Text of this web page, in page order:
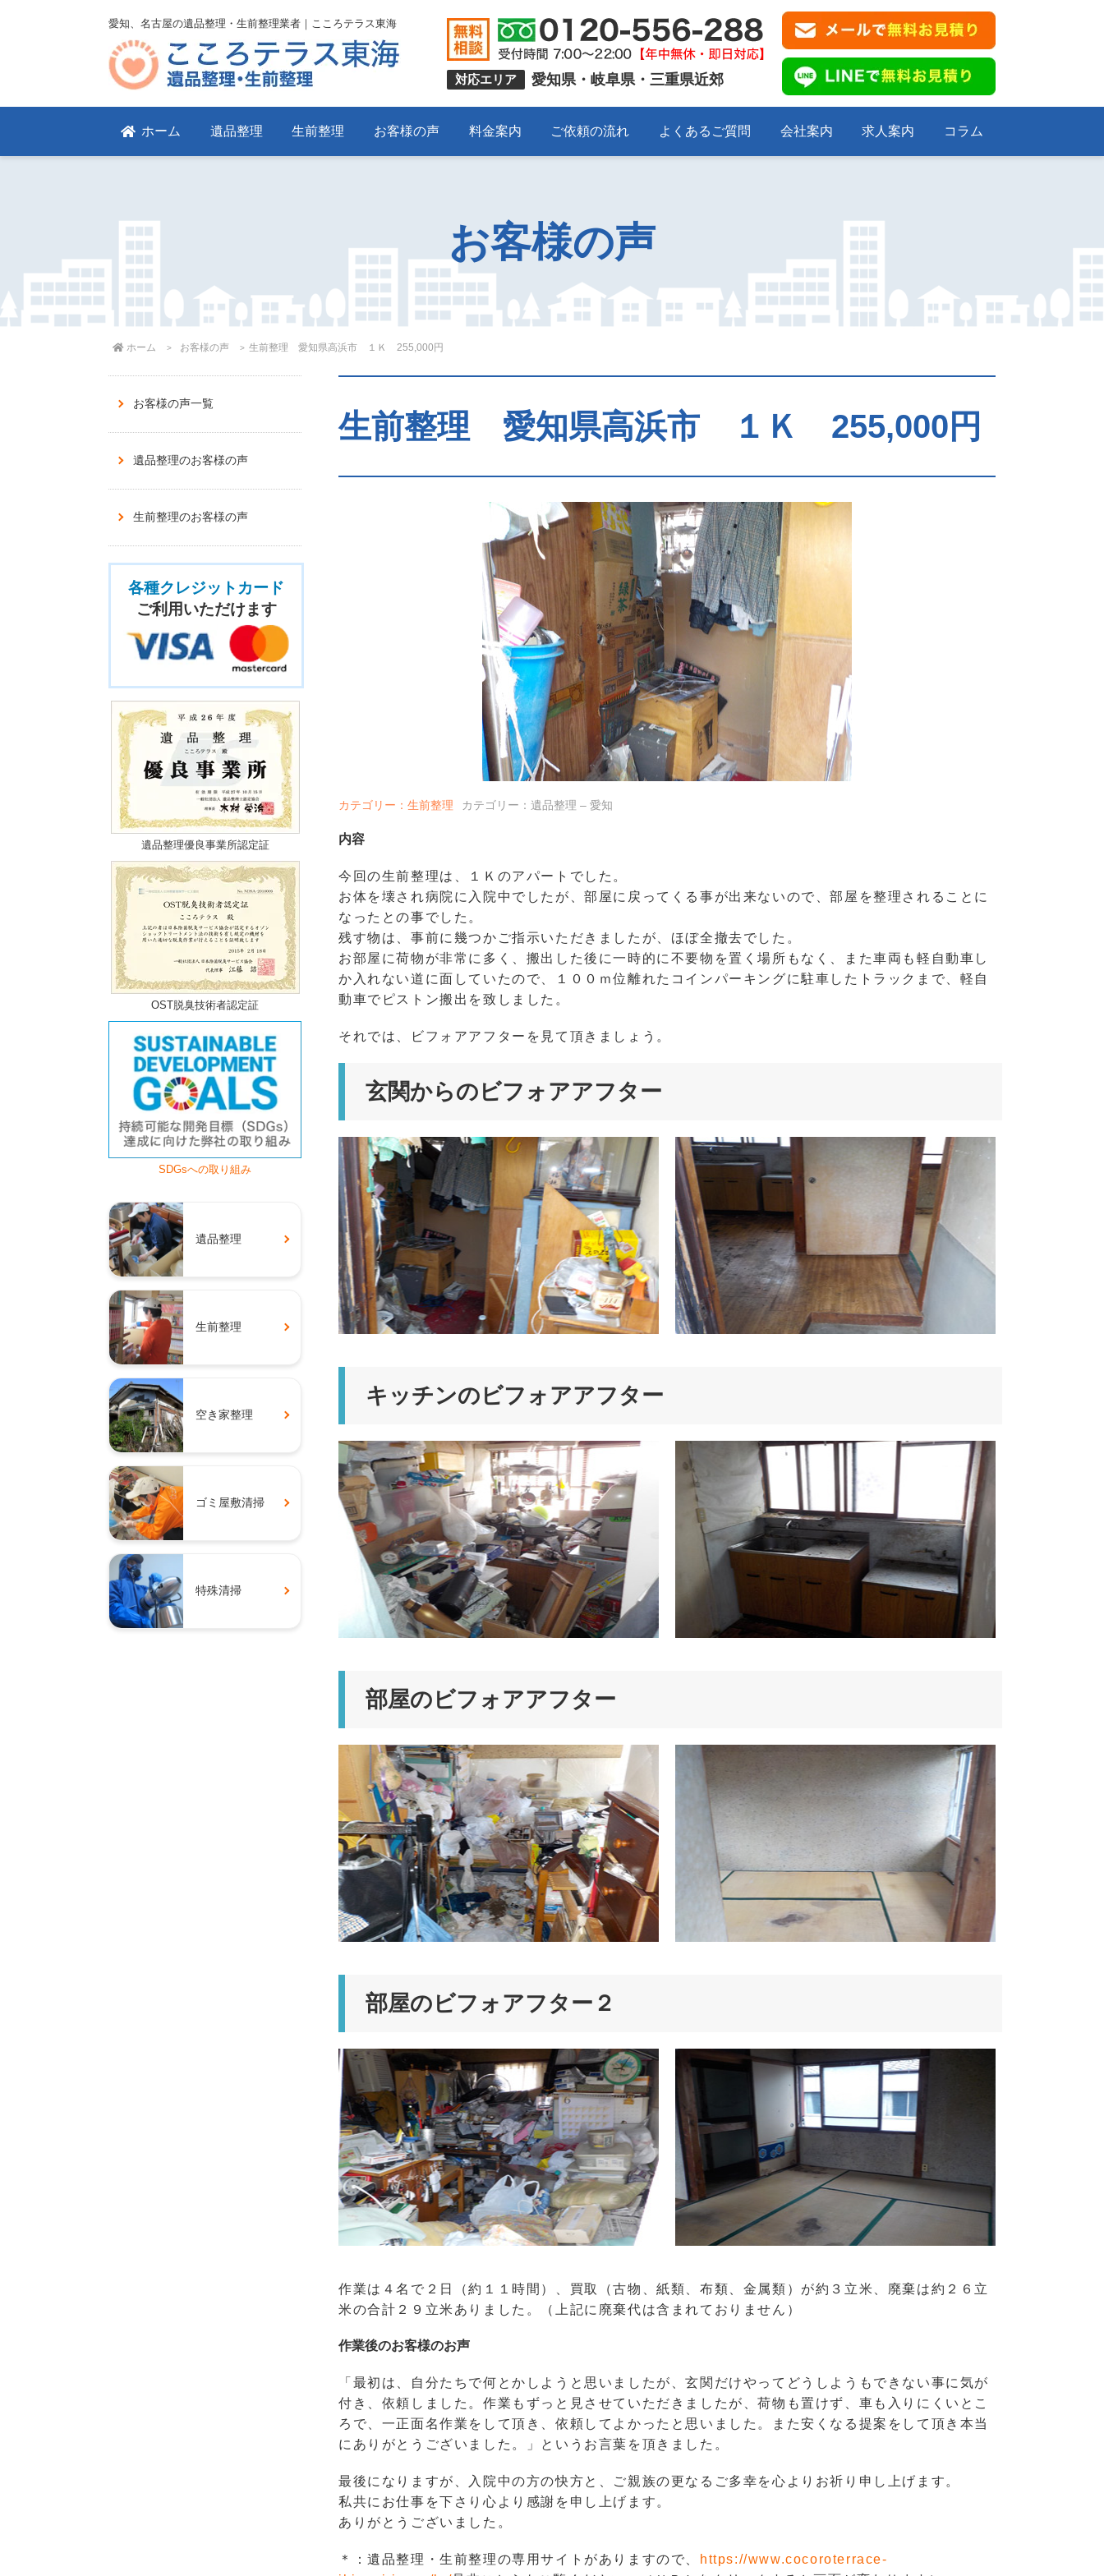
愛知、名古屋の遺品整理・生前整理業者｜こころテラス東海
対応エリア 愛知県・岐阜県・三重県近郊
ホーム 遺品整理 生前整理 お客様の声 料金案内 ご依頼の流れ よくあるご質問 会社案内 求人案内 コラム
お客様の声
ホーム お客様の声 生前整理 愛知県高浜市 １Ｋ 255,000円
生前整理 愛知県高浜市 １Ｋ 255,000円
カテゴリー：生前整理 カテゴリー：遺品整理 – 愛知
内容
今回の生前整理は、１Ｋのアパートでした。
お体を壊され病院に入院中でしたが、部屋に戻ってくる事が出来ないので、部屋を整理されることに
なったとの事でした。
残す物は、事前に幾つかご指示いただきましたが、ほぼ全撤去でした。
お部屋に荷物が非常に多く、搬出した後に一時的に不要物を置く場所もなく、また車両も軽自動車し
か入れない道に面していたので、１００ｍ位離れたコインパーキングに駐車したトラックまで、軽自
動車でピストン搬出を致しました。
それでは、ビフォアアフターを見て頂きましょう。
玄関からのビフォアアフター
キッチンのビフォアアフター
部屋のビフォアアフター
部屋のビフォアフター２
作業は４名で２日（約１１時間）、買取（古物、紙類、布類、金属類）が約３立米、廃棄は約２６立
米の合計２９立米ありました。（上記に廃棄代は含まれておりません）
作業後のお客様のお声
「最初は、自分たちで何とかしようと思いましたが、玄関だけやってどうしようもできない事に気が
付き、依頼しました。作業もずっと見させていただきましたが、荷物も置けず、車も入りにくいとこ
ろで、一正面名作業をして頂き、依頼してよかったと思いました。また安くなる提案をして頂き本当
にありがとうございました。」というお言葉を頂きました。
最後になりますが、入院中の方の快方と、ご親族の更なるご多幸を心よりお祈り申し上げます。
私共にお仕事を下さり心より感謝を申し上げます。
ありがとうございました。
＊：遺品整理・生前整理の専用サイトがありますので、
https://www.cocoroterrace-
お客様の声一覧
遺品整理のお客様の声
生前整理のお客様の声
各種クレジットカード
ご利用いただけます
遺品整理優良事業所認定証
OST脱臭技術者認定証
SDGsへの取り組み
遺品整理
生前整理
空き家整理
ゴミ屋敷清掃
特殊清掃